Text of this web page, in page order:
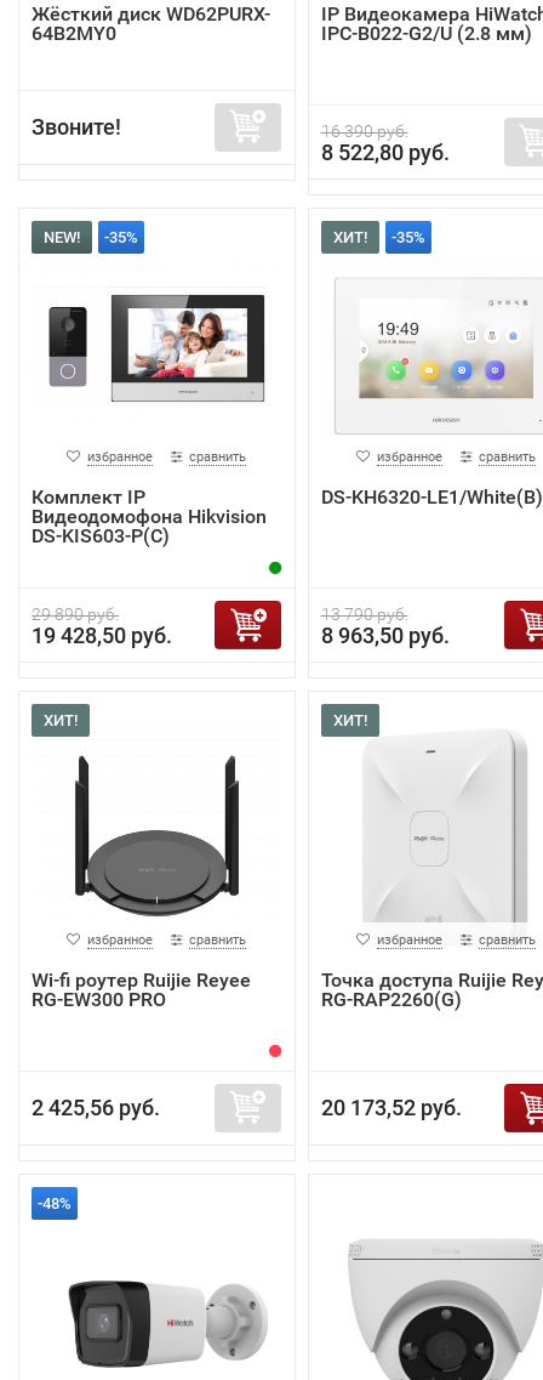
Жёсткий диск WD62PURX-
64B2MY0
Звоните!
IP Видеокамера
IPC-B022-G2/U (2.8 мм)
16 390 руб.
8 522,80 руб.
NEW! -35%
избранное сравнить
Комплект IP
Видеодомофона Hikvision
DS-KIS603-P(C)
29 890 руб.
19 428,50 руб.
ХИТ! -35%
избранное сравнить
DS-KH6320-LE1/White(B)
13 790 руб.
8 963,50 руб.
ХИТ!
избранное сравнить
Wi-fi роутер Ruijie Reyee
RG-EW300 PRO
2 425,56 руб.
ХИТ!
избранное сравнить
Точка доступа Ruijie
RG-RAP2260(G)
20 173,52 руб.
-48%